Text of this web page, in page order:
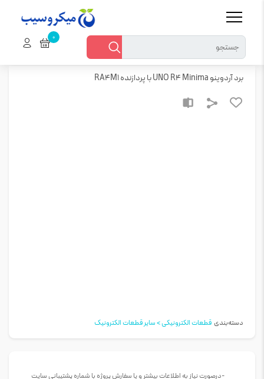
قطعات الکترونیکی > سایر قطعات الکترونیک برد آردوینو UNO R4 Minima با پردازنده RA4M1
برد آردوینو UNO R4 Minima با پردازنده RA4M1
دسته‌بندی قطعات الکترونیکی > سایر قطعات الکترونیک
-درصورت نیاز به اطلاعات بیشتر و یا سفارش پروژه با شماره پشتیبانی سایت